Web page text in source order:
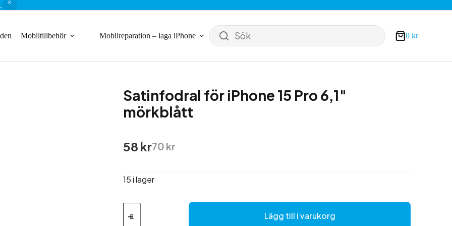
Mobiltillbehör Mobilreparation – laga iPhone Sök Varukorg
0 kr
Satinfodral för iPhone 15 Pro 6,1″
mörkblått
70kr
Det
ursprungliga
var:
58 krDet
nuvarande
är:
15 i lager
Satinfodral
för
Lägg till i varukorg